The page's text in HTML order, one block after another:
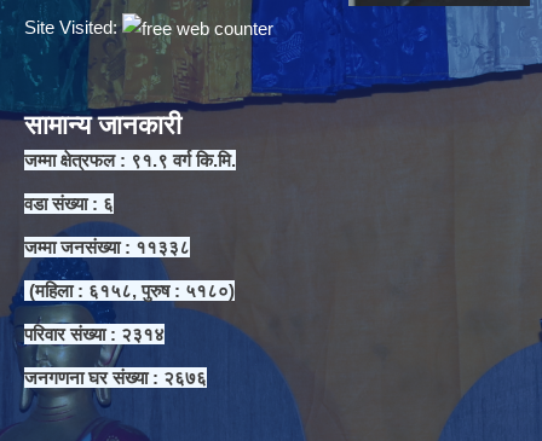
Site Visited:
सामान्य जानकारी
जम्मा क्षेत्रफल : ९१.९ वर्ग कि.मि.
वडा संख्या : ६
जम्मा जनसंख्या : ११३३८
(महिला : ६१५८, पुरुष : ५१८०)
परिवार संख्या : २३१४
जनगणना घर संख्या : २६७६